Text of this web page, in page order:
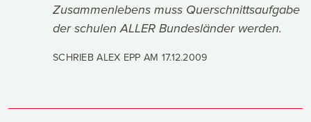
Zusammenlebens muss Querschnittsaufgabe
der schulen ALLER Bundesländer werden.
SCHRIEB ALEX EPP AM 17.12.2009